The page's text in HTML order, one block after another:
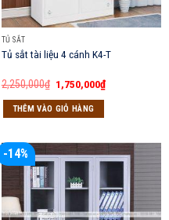
TỦ SẮT
Tủ sắt tài liệu 4 cánh K4-T
2,250,000₫ Giá
gốc
là:
2,250,000₫.
1,750,000₫Giá
hiện
THÊM VÀO GIỎ HÀNG
-14%